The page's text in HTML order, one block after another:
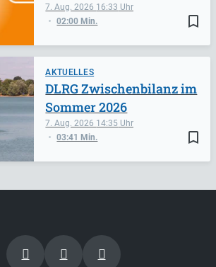
bookmark_border
7. Aug. 2026 16:33
02:00 Min.
AKTUELLES
bookmark_border
7. Aug. 2026 14:35
03:41 Min.
DLRG Zwischenbilanz im
Sommer 2026